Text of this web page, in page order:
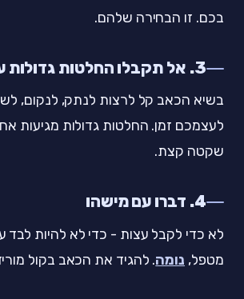
בכם. זו הבחירה שלהם.
3. אל תקבלו החלטות גדולות עכשיו
בשיא הכאב קל לרצות לנתק, לנקום,
לעצמכם זמן. החלטות גדולות מגיעות
שקטה קצת.
4. דברו עם מישהו
לא כדי לקבל עצות - כדי לא להיות לבד
מטפל, נומה. להגיד את הכאב בקול